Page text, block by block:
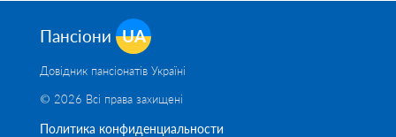
Пансіони UA
Довідник пансіонатів Україні
© 2026 Всі права захищені
Политика конфиденциальности